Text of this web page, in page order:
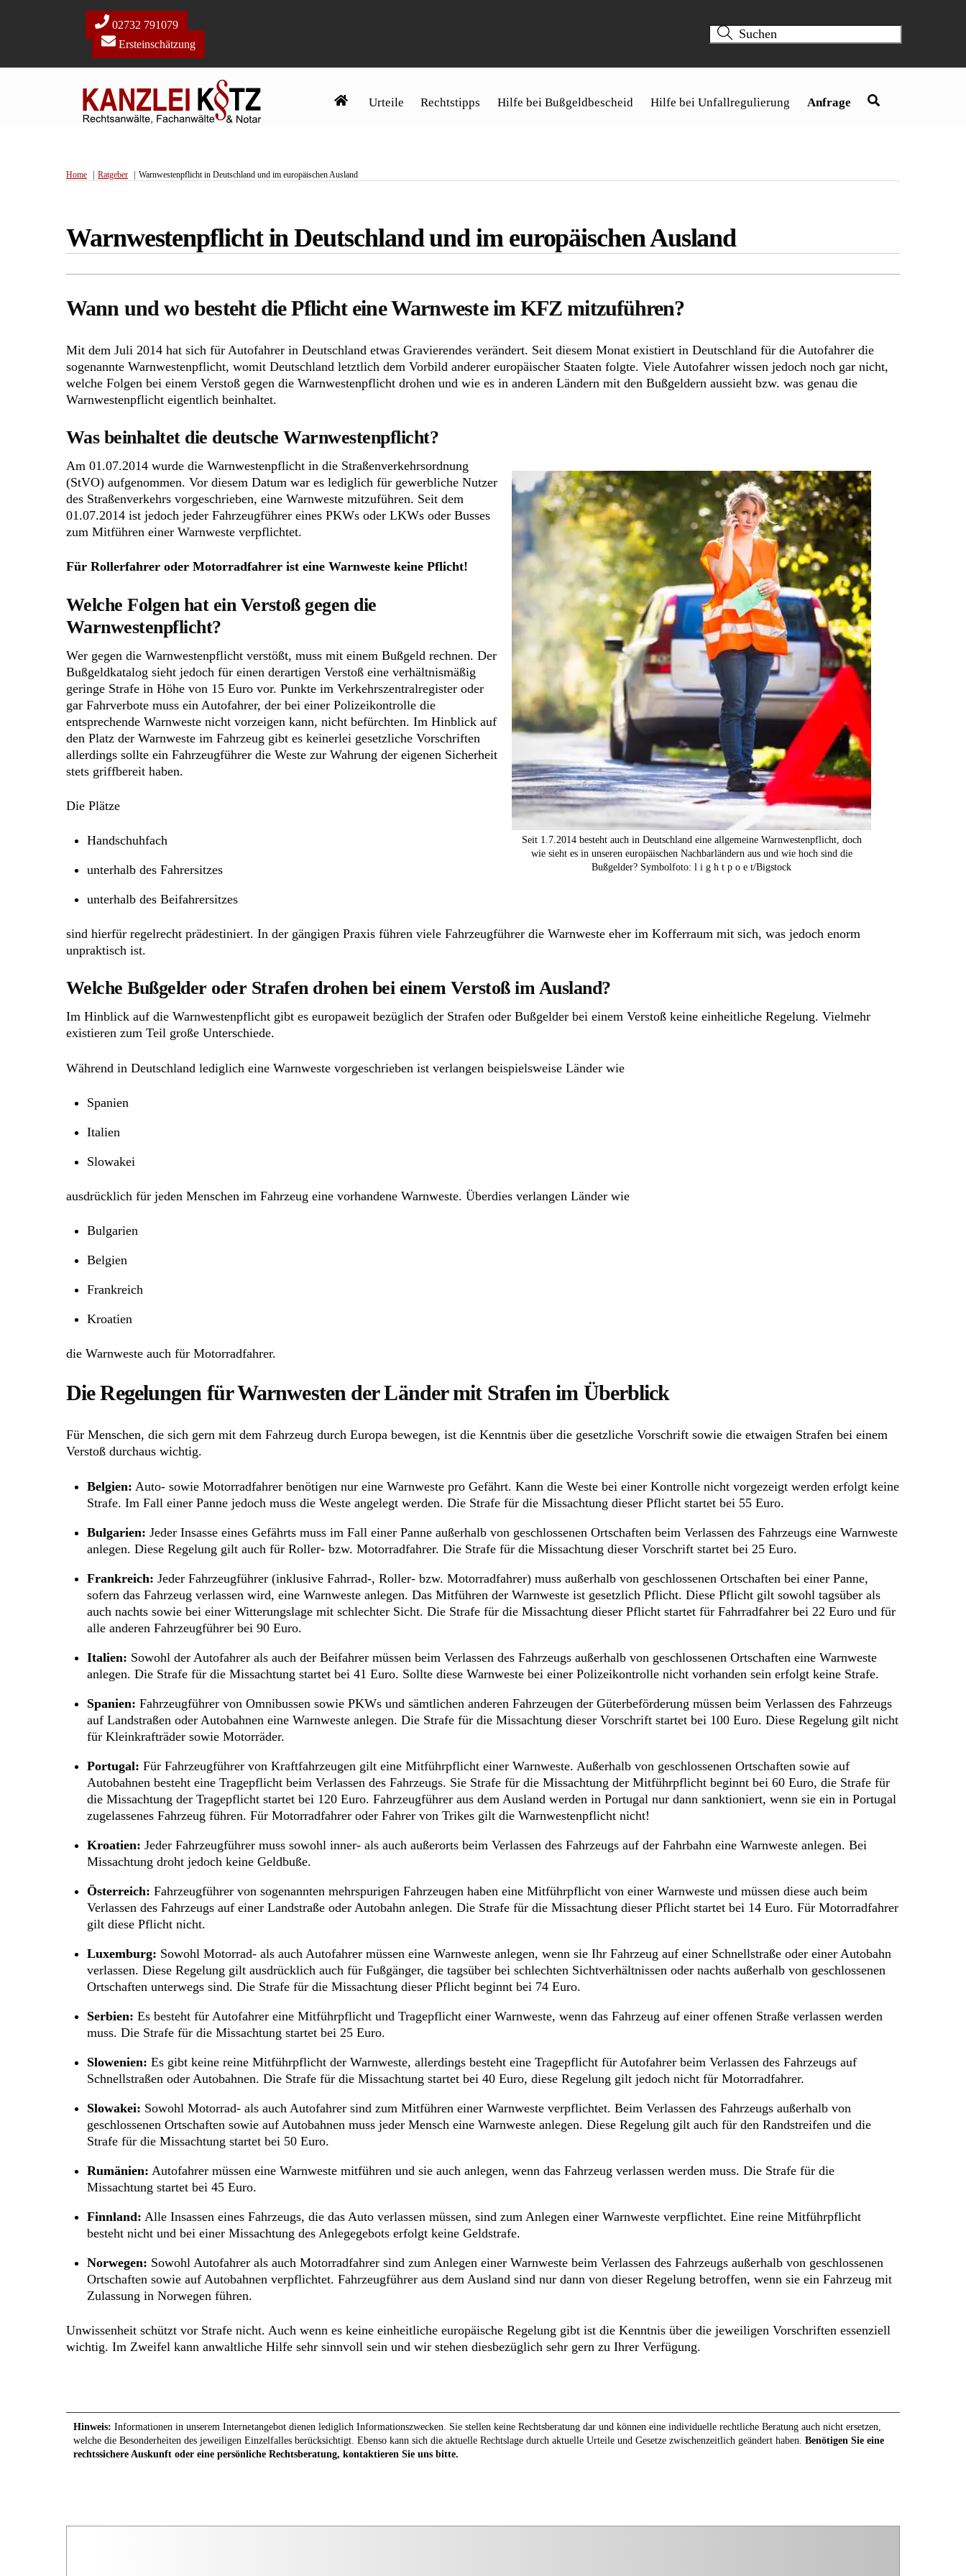
02732 791079
Ersteinschätzung
Urteile Rechtstipps Hilfe bei Bußgeldbescheid Hilfe bei Unfallregulierung Anfrage
Home Ratgeber Warnwestenpflicht in Deutschland und im europäischen Ausland
Warnwestenpflicht in Deutschland und im europäischen Ausland
Wann und wo besteht die Pflicht eine Warnweste im KFZ mitzuführen?
Mit dem Juli 2014 hat sich für Autofahrer in Deutschland etwas Gravierendes verändert. Seit diesem Monat existiert in Deutschland für die Autofahrer die
sogenannte Warnwestenpflicht, womit Deutschland letztlich dem Vorbild anderer europäischer Staaten folgte. Viele Autofahrer wissen jedoch noch gar nicht,
welche Folgen bei einem Verstoß gegen die Warnwestenpflicht drohen und wie es in anderen Ländern mit den Bußgeldern aussieht bzw. was genau die
Warnwestenpflicht eigentlich beinhaltet.
Was beinhaltet die deutsche Warnwestenpflicht?
Seit 1.7.2014 besteht auch in Deutschland eine allgemeine Warnwestenpflicht, doch
wie sieht es in unseren europäischen Nachbarländern aus und wie hoch sind die
Bußgelder? Symbolfoto: l i g h t p o e t/Bigstock
Am 01.07.2014 wurde die Warnwestenpflicht in die Straßenverkehrsordnung
(StVO) aufgenommen. Vor diesem Datum war es lediglich für gewerbliche Nutzer
des Straßenverkehrs vorgeschrieben, eine Warnweste mitzuführen. Seit dem
01.07.2014 ist jedoch jeder Fahrzeugführer eines PKWs oder LKWs oder Busses
zum Mitführen einer Warnweste verpflichtet.
Für Rollerfahrer oder Motorradfahrer ist eine Warnweste keine Pflicht!
Welche Folgen hat ein Verstoß gegen die
Warnwestenpflicht?
Wer gegen die Warnwestenpflicht verstößt, muss mit einem Bußgeld rechnen. Der
Bußgeldkatalog sieht jedoch für einen derartigen Verstoß eine verhältnismäßig
geringe Strafe in Höhe von 15 Euro vor. Punkte im Verkehrszentralregister oder
gar Fahrverbote muss ein Autofahrer, der bei einer Polizeikontrolle die
entsprechende Warnweste nicht vorzeigen kann, nicht befürchten. Im Hinblick auf
den Platz der Warnweste im Fahrzeug gibt es keinerlei gesetzliche Vorschriften
allerdings sollte ein Fahrzeugführer die Weste zur Wahrung der eigenen Sicherheit
stets griffbereit haben.
Die Plätze
Handschuhfach
unterhalb des Fahrersitzes
unterhalb des Beifahrersitzes
sind hierfür regelrecht prädestiniert. In der gängigen Praxis führen viele Fahrzeugführer die Warnweste eher im Kofferraum mit sich, was jedoch enorm
unpraktisch ist.
Welche Bußgelder oder Strafen drohen bei einem Verstoß im Ausland?
Im Hinblick auf die Warnwestenpflicht gibt es europaweit bezüglich der Strafen oder Bußgelder bei einem Verstoß keine einheitliche Regelung. Vielmehr
existieren zum Teil große Unterschiede.
Während in Deutschland lediglich eine Warnweste vorgeschrieben ist verlangen beispielsweise Länder wie
Spanien
Italien
Slowakei
ausdrücklich für jeden Menschen im Fahrzeug eine vorhandene Warnweste. Überdies verlangen Länder wie
Bulgarien
Belgien
Frankreich
Kroatien
die Warnweste auch für Motorradfahrer.
Die Regelungen für Warnwesten der Länder mit Strafen im Überblick
Für Menschen, die sich gern mit dem Fahrzeug durch Europa bewegen, ist die Kenntnis über die gesetzliche Vorschrift sowie die etwaigen Strafen bei einem
Verstoß durchaus wichtig.
Belgien: Auto- sowie Motorradfahrer benötigen nur eine Warnweste pro Gefährt. Kann die Weste bei einer Kontrolle nicht vorgezeigt werden erfolgt keine
Strafe. Im Fall einer Panne jedoch muss die Weste angelegt werden. Die Strafe für die Missachtung dieser Pflicht startet bei 55 Euro.
Bulgarien: Jeder Insasse eines Gefährts muss im Fall einer Panne außerhalb von geschlossenen Ortschaften beim Verlassen des Fahrzeugs eine Warnweste
anlegen. Diese Regelung gilt auch für Roller- bzw. Motorradfahrer. Die Strafe für die Missachtung dieser Vorschrift startet bei 25 Euro.
Frankreich: Jeder Fahrzeugführer (inklusive Fahrrad-, Roller- bzw. Motorradfahrer) muss außerhalb von geschlossenen Ortschaften bei einer Panne,
sofern das Fahrzeug verlassen wird, eine Warnweste anlegen. Das Mitführen der Warnweste ist gesetzlich Pflicht. Diese Pflicht gilt sowohl tagsüber als
auch nachts sowie bei einer Witterungslage mit schlechter Sicht. Die Strafe für die Missachtung dieser Pflicht startet für Fahrradfahrer bei 22 Euro und für
alle anderen Fahrzeugführer bei 90 Euro.
Italien: Sowohl der Autofahrer als auch der Beifahrer müssen beim Verlassen des Fahrzeugs außerhalb von geschlossenen Ortschaften eine Warnweste
anlegen. Die Strafe für die Missachtung startet bei 41 Euro. Sollte diese Warnweste bei einer Polizeikontrolle nicht vorhanden sein erfolgt keine Strafe.
Spanien: Fahrzeugführer von Omnibussen sowie PKWs und sämtlichen anderen Fahrzeugen der Güterbeförderung müssen beim Verlassen des Fahrzeugs
auf Landstraßen oder Autobahnen eine Warnweste anlegen. Die Strafe für die Missachtung dieser Vorschrift startet bei 100 Euro. Diese Regelung gilt nicht
für Kleinkrafträder sowie Motorräder.
Portugal: Für Fahrzeugführer von Kraftfahrzeugen gilt eine Mitführpflicht einer Warnweste. Außerhalb von geschlossenen Ortschaften sowie auf
Autobahnen besteht eine Tragepflicht beim Verlassen des Fahrzeugs. Sie Strafe für die Missachtung der Mitführpflicht beginnt bei 60 Euro, die Strafe für
die Missachtung der Tragepflicht startet bei 120 Euro. Fahrzeugführer aus dem Ausland werden in Portugal nur dann sanktioniert, wenn sie ein in Portugal
zugelassenes Fahrzeug führen. Für Motorradfahrer oder Fahrer von Trikes gilt die Warnwestenpflicht nicht!
Kroatien: Jeder Fahrzeugführer muss sowohl inner- als auch außerorts beim Verlassen des Fahrzeugs auf der Fahrbahn eine Warnweste anlegen. Bei
Missachtung droht jedoch keine Geldbuße.
Österreich: Fahrzeugführer von sogenannten mehrspurigen Fahrzeugen haben eine Mitführpflicht von einer Warnweste und müssen diese auch beim
Verlassen des Fahrzeugs auf einer Landstraße oder Autobahn anlegen. Die Strafe für die Missachtung dieser Pflicht startet bei 14 Euro. Für Motorradfahrer
gilt diese Pflicht nicht.
Luxemburg: Sowohl Motorrad- als auch Autofahrer müssen eine Warnweste anlegen, wenn sie Ihr Fahrzeug auf einer Schnellstraße oder einer Autobahn
verlassen. Diese Regelung gilt ausdrücklich auch für Fußgänger, die tagsüber bei schlechten Sichtverhältnissen oder nachts außerhalb von geschlossenen
Ortschaften unterwegs sind. Die Strafe für die Missachtung dieser Pflicht beginnt bei 74 Euro.
Serbien: Es besteht für Autofahrer eine Mitführpflicht und Tragepflicht einer Warnweste, wenn das Fahrzeug auf einer offenen Straße verlassen werden
muss. Die Strafe für die Missachtung startet bei 25 Euro.
Slowenien: Es gibt keine reine Mitführpflicht der Warnweste, allerdings besteht eine Tragepflicht für Autofahrer beim Verlassen des Fahrzeugs auf
Schnellstraßen oder Autobahnen. Die Strafe für die Missachtung startet bei 40 Euro, diese Regelung gilt jedoch nicht für Motorradfahrer.
Slowakei: Sowohl Motorrad- als auch Autofahrer sind zum Mitführen einer Warnweste verpflichtet. Beim Verlassen des Fahrzeugs außerhalb von
geschlossenen Ortschaften sowie auf Autobahnen muss jeder Mensch eine Warnweste anlegen. Diese Regelung gilt auch für den Randstreifen und die
Strafe für die Missachtung startet bei 50 Euro.
Rumänien: Autofahrer müssen eine Warnweste mitführen und sie auch anlegen, wenn das Fahrzeug verlassen werden muss. Die Strafe für die
Missachtung startet bei 45 Euro.
Finnland: Alle Insassen eines Fahrzeugs, die das Auto verlassen müssen, sind zum Anlegen einer Warnweste verpflichtet. Eine reine Mitführpflicht
besteht nicht und bei einer Missachtung des Anlegegebots erfolgt keine Geldstrafe.
Norwegen: Sowohl Autofahrer als auch Motorradfahrer sind zum Anlegen einer Warnweste beim Verlassen des Fahrzeugs außerhalb von geschlossenen
Ortschaften sowie auf Autobahnen verpflichtet. Fahrzeugführer aus dem Ausland sind nur dann von dieser Regelung betroffen, wenn sie ein Fahrzeug mit
Zulassung in Norwegen führen.
Unwissenheit schützt vor Strafe nicht. Auch wenn es keine einheitliche europäische Regelung gibt ist die Kenntnis über die jeweiligen Vorschriften essenziell
wichtig. Im Zweifel kann anwaltliche Hilfe sehr sinnvoll sein und wir stehen diesbezüglich sehr gern zu Ihrer Verfügung.
Hinweis: Informationen in unserem Internetangebot dienen lediglich Informationszwecken. Sie stellen keine Rechtsberatung dar und können eine individuelle rechtliche Beratung auch nicht ersetzen,
welche die Besonderheiten des jeweiligen Einzelfalles berücksichtigt. Ebenso kann sich die aktuelle Rechtslage durch aktuelle Urteile und Gesetze zwischenzeitlich geändert haben. Benötigen Sie eine
rechtssichere Auskunft oder eine persönliche Rechtsberatung, kontaktieren Sie uns bitte.